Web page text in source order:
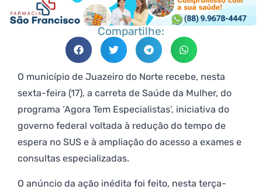
Compartilhe:
O município de Juazeiro do Norte recebe, nesta
sexta-feira (17), a carreta de Saúde da Mulher, do
programa ‘Agora Tem Especialistas’, iniciativa do
governo federal voltada à redução do tempo de
espera no SUS e à ampliação do acesso a exames e
consultas especializadas.
O anúncio da ação inédita foi feito, nesta terça-